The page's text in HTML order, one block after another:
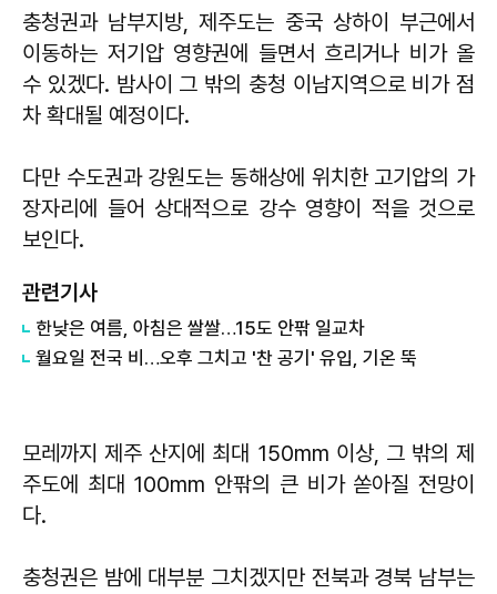
충청권과 남부지방, 제주도는 중국 상하이 부근에서
이동하는 저기압 영향권에 들면서 흐리거나 비가 올
수 있겠다. 밤사이 그 밖의 충청 이남지역으로 비가 점
차 확대될 예정이다.
다만 수도권과 강원도는 동해상에 위치한 고기압의 가
장자리에 들어 상대적으로 강수 영향이 적을 것으로
보인다.
관련기사
한낮은 여름, 아침은 쌀쌀…15도 안팎 일교차
월요일 전국 비…오후 그치고 '찬 공기' 유입, 기온 뚝
모레까지 제주 산지에 최대 150mm 이상, 그 밖의 제
주도에 최대 100mm 안팎의 큰 비가 쏟아질 전망이
다.
충청권은 밤에 대부분 그치겠지만 전북과 경북 남부는